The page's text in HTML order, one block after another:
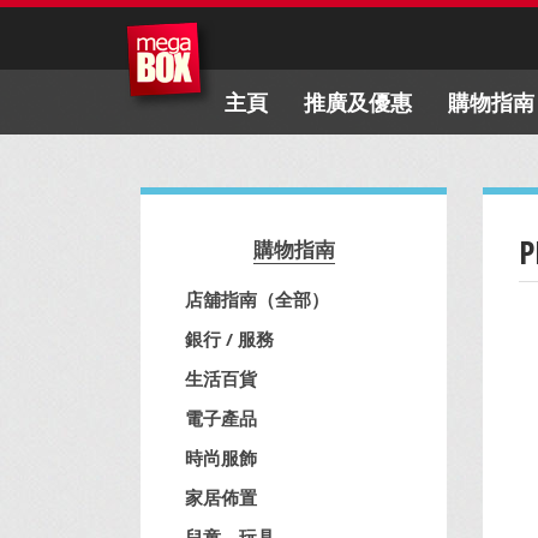
主頁 推廣及優惠 購物指南
購物指南
店舖指南（全部）
銀行 / 服務
生活百貨
電子產品
時尚服飾
家居佈置